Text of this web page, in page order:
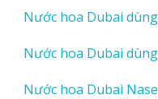
Nước hoa Dubai
Nước hoa Dubai
Nước hoa Dubai